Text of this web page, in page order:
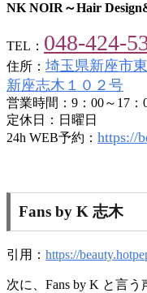
NK NOIR～Hair
TEL： 048-424-
住所： 埼玉県新座市
新座志木１０２号
営業時間：9：00～17：
定休日：日曜日
24h WEB予約： https://
Fans by K 志木
引用： https://
次に、Fans by K と言う